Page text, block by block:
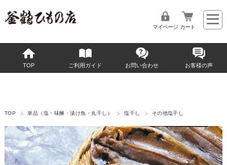
マイページ カート
TOP ご利用ガイド お問い合わせ お客様の声
TOP 単品（塩・味醂・漬け魚・丸干し） 塩干し その他塩干し